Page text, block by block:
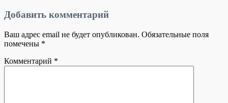
Добавить комментарий
Ваш адрес email не будет опубликован. Обязательные поля
помечены *
Комментарий *